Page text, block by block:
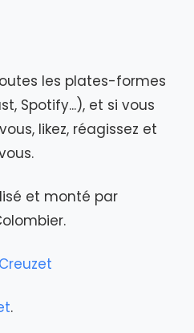
les plates-formes
Spotify...), et si vous
likez, réagissez et
et monté par
.